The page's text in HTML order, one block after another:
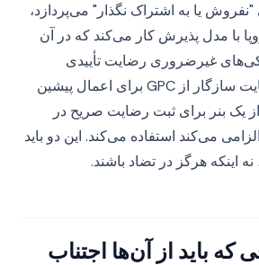
یا به اشتراک نگذار" می‌پردازد،
با مدل پذیرش کار می‌کند که در آن
غیرضروری رضایت تأییدی
جمع‌آوری کنید. یک سایت سازگار از GPC برای اعمال پیشین
یک بنر برای ثبت رضایت صریح در
می‌کند استفاده می‌کند. این دو باید
نه اینکه هرگز در تضاد باشند.
که باید از آن‌ها اجتناب